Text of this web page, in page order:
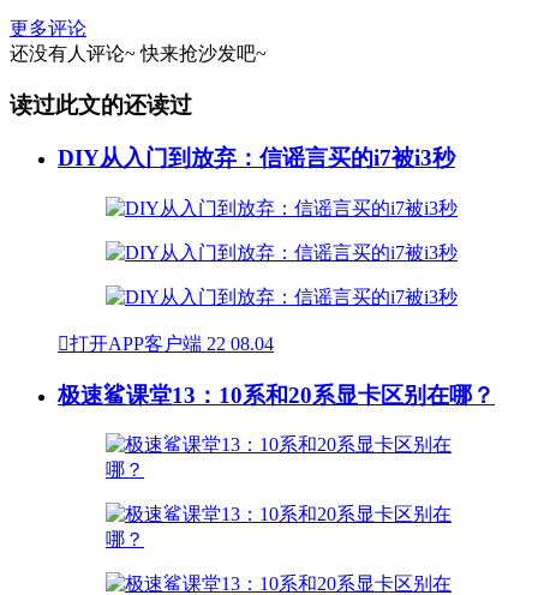
更多评论
还没有人评论~ 快来抢沙发吧~
读过此文的还读过
DIY从入门到放弃：信谣言买的i7被i3秒
打开APP客户端 22 08.04
极速鲨课堂13：10系和20系显卡区别在哪？